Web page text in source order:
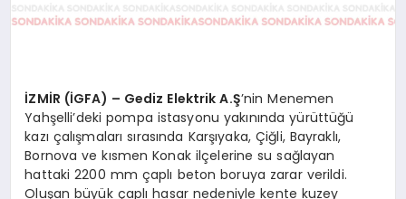
İZMİR (İGFA) – Gediz Elektrik A.Ş’nin Menemen
Yahşelli’deki pompa istasyonu yakınında yürüttüğü
kazı çalışmaları sırasında Karşıyaka, Çiğli, Bayraklı,
Bornova ve kısmen Konak ilçelerine su sağlayan
hattaki 2200 mm çaplı beton boruya zarar verildi.
Oluşan büyük çaplı hasar nedeniyle kente kuzey